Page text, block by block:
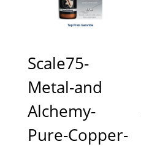
Scale75-
Metal-and
Alchemy-
Pure-Copper-